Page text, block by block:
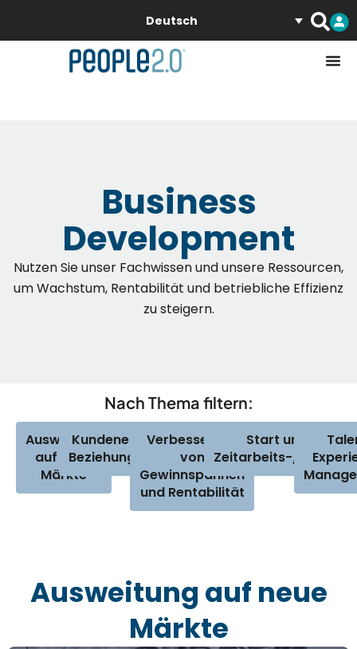
Deutsch
Business
Development
Nutzen Sie unser Fachwissen und unsere Ressourcen,
um Wachstum, Rentabilität und betriebliche Effizienz
zu steigern.
Nach Thema filtern:
Ausweitung
auf neue
Märkte
Kundenentwicklung und
Beziehungsmanagement
Verbesserung
von
Gewinnspannen
und Rentabilität
Start und
Zeitarbeits-/
Ausweitung auf neue
Märkte